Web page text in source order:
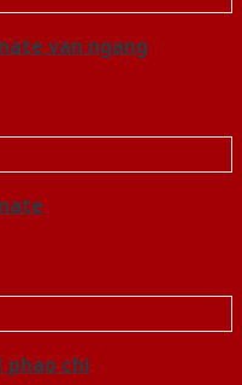
van ngang
phao chi